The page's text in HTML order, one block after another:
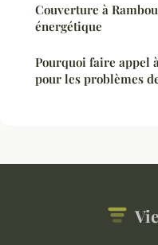
Couverture à
énergétique
Pourquoi faire appel
pour les problèmes